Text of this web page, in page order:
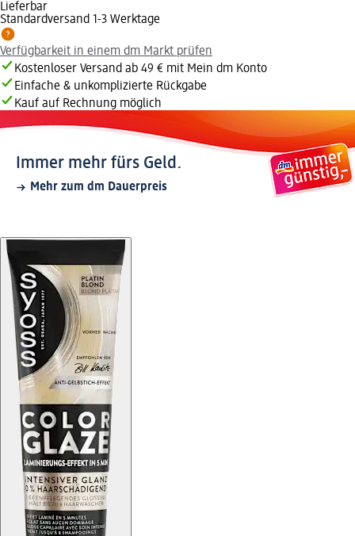
Lieferbar
Standardversand 1-3 Werktage
Verfügbarkeit in einem dm Markt prüfen
Kostenloser Versand ab 49 € mit Mein dm Konto
Einfache & unkomplizierte Rückgabe
Kauf auf Rechnung möglich
Immer mehr fürs Geld.
Mehr zum dm Dauerpreis